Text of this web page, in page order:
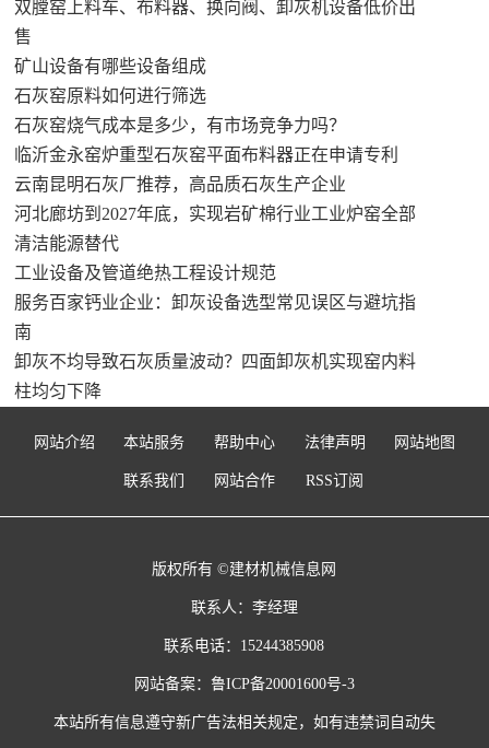
双膛窑上料车、布料器、换向阀、卸灰机设备低价出
售
矿山设备有哪些设备组成
石灰窑原料如何进行筛选
石灰窑烧气成本是多少，有市场竞争力吗？
临沂金永窑炉重型石灰窑平面布料器正在申请专利
云南昆明石灰厂推荐，高品质石灰生产企业
河北廊坊到2027年底，实现岩矿棉行业工业炉窑全部
清洁能源替代
工业设备及管道绝热工程设计规范
服务百家钙业企业：卸灰设备选型常见误区与避坑指
南
卸灰不均导致石灰质量波动？四面卸灰机实现窑内料
柱均匀下降
网站介绍 本站服务 帮助中心 法律声明 网站地图
联系我们 网站合作 RSS订阅
版权所有 ©建材机械信息网
联系人：李经理
联系电话：15244385908
网站备案： 鲁ICP备20001600号-3
本站所有信息遵守新广告法相关规定，如有违禁词自动失